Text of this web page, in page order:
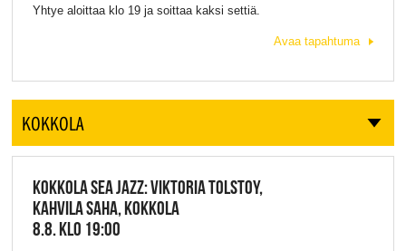
Yhtye aloittaa klo 19 ja soittaa kaksi settiä.
Avaa tapahtuma
KOKKOLA
KOKKOLA SEA JAZZ: VIKTORIA TOLSTOY,
KAHVILA SAHA, KOKKOLA
8.8. KLO 19:00